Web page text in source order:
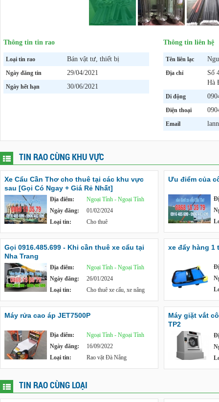
Thông tin tin rao
Loại tin rao Bán vật tư, thiết bị
Ngày đăng tin 29/04/2021
Ngày hết hạn 30/06/2021
Thông tin liên hệ
Tên liên lạc
Địa chỉ
Số
Hà
Di động
Điện thoại
Email
TIN RAO CÙNG KHU VỰC
Xe Cẩu Cần Thơ cho thuê tại các khu vực
sau [Gọi Có Ngay + Giá Rẻ Nhất]
Địa điểm:
Ngoại Tỉnh - Ngoại Tỉnh
Ngày đăng:
01/02/2024
Loại tin:
Cho thuê
Ưu điểm của
Gọi 0916.485.699 - Khi cần thuê xe cẩu tại
Nha Trang
Địa điểm:
Ngoại Tỉnh - Ngoại Tỉnh
Ngày đăng:
26/01/2024
Loại tin:
Cho thuê xe cẩu, xe nâng
xe đẩy hàng 1
Máy rửa cao áp JET7500P
Địa điểm:
Ngoại Tỉnh - Ngoại Tỉnh
Ngày đăng:
16/09/2022
Loại tin:
Rao vặt Đà Nẵng
Máy giặt vắt
TP2
TIN RAO CÙNG LOẠI